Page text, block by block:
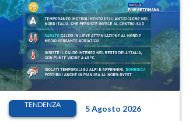
TENDENZA 5 Agosto 2026